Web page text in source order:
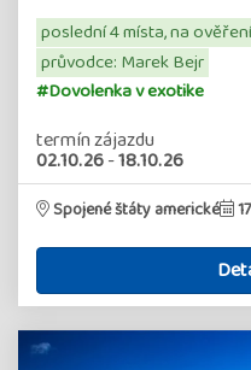
poslední 4 místa, na
průvodce: Marek Bejr
#Dovolenka v exotike
termín zájazdu
02.10.26-18.10.26
Spojené štáty americké